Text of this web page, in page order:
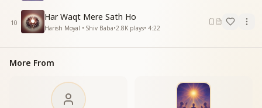
ये आबू बनी है फ़रिश्ती अंजुमन
धड़कने गा रही प्रभु की सरगम
पुराने संस्कारो का कर दो संस्कार
भर लो झोली अा बना दो सुखमय संसार
गुणों का सिंगार कर के पिया को रिझाओ
पिया को रिझाओ
पिया को रिझाओ
10
Har Waqt Mere Sath Ho
Harish Moyal • Shiv Baba•2.8K plays• 4:22
More From